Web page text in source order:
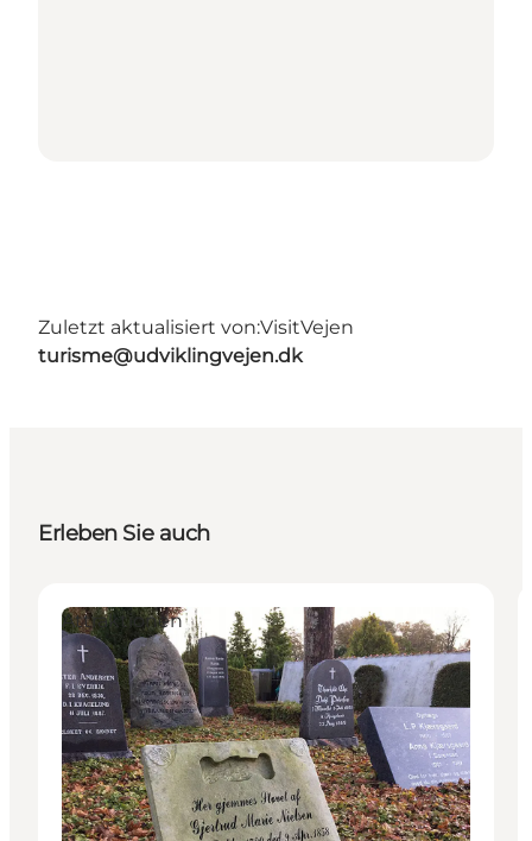
Zuletzt aktualisiert von:VisitVejen
turisme@udviklingvejen.dk
Erleben Sie auch
Attraktionen